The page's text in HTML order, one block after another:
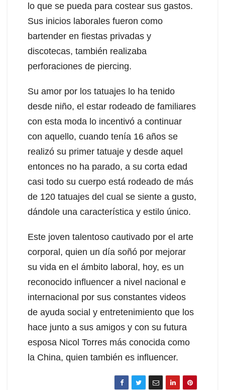
lo que se pueda para costear sus gastos.
Sus inicios laborales fueron como
bartender en fiestas privadas y
discotecas, también realizaba
perforaciones de piercing.
Su amor por los tatuajes lo ha tenido
desde niño, el estar rodeado de familiares
con esta moda lo incentivó a continuar
con aquello, cuando tenía 16 años se
realizó su primer tatuaje y desde aquel
entonces no ha parado, a su corta edad
casi todo su cuerpo está rodeado de más
de 120 tatuajes del cual se siente a gusto,
dándole una característica y estilo único.
Este joven talentoso cautivado por el arte
corporal, quien un día soñó por mejorar
su vida en el ámbito laboral, hoy, es un
reconocido influencer a nivel nacional e
internacional por sus constantes videos
de ayuda social y entretenimiento que los
hace junto a sus amigos y con su futura
esposa Nicol Torres más conocida como
la China, quien también es influencer.